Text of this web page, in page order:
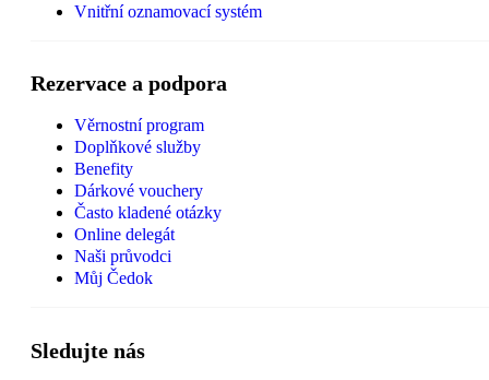
Vnitřní oznamovací systém
Rezervace a podpora
Věrnostní program
Doplňkové služby
Benefity
Dárkové vouchery
Často kladené otázky
Online delegát
Naši průvodci
Můj Čedok
Sledujte nás